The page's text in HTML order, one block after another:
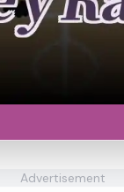
Advertisement